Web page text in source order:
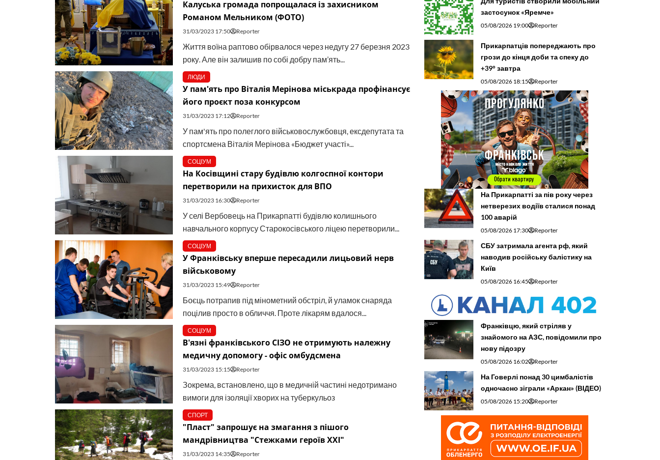
Калуська громада попрощалася із захисником
Романом Мельником (ФОТО)
31/03/2023 17:50 Reporter
Життя воїна раптово обірвалося через недугу 27 березня 2023
року. Але він залишив по собі добру пам’ять...
ЛЮДИ
У пам'ять про Віталія Мерінова міськрада профінансує
його проєкт поза конкурсом
31/03/2023 17:12 Reporter
У пам'ять про полеглого військовослужбовця, ексдепутата та
спортсмена Віталія Мерінова «Бюджет участі»...
СОЦІУМ
На Косівщині стару будівлю колгоспної контори
перетворили на прихисток для ВПО
31/03/2023 16:30 Reporter
У селі Вербовець на Прикарпатті будівлю колишнього
навчального корпусу Старокосівського ліцею перетворили...
СОЦІУМ
У Франківську вперше пересадили лицьовий нерв
військовому
31/03/2023 15:49 Reporter
Боєць потрапив під мінометний обстріл, й уламок снаряда
поцілив просто в обличчя. Проте лікарям вдалося...
СОЦІУМ
В'язні франківського СІЗО не отримують належну
медичну допомогу - офіс омбудсмена
31/03/2023 15:15 Reporter
Зокрема, встановлено, що в медичній частині недотримано
вимоги для ізоляції хворих на туберкульоз
СПОРТ
"Пласт" запрошує на змагання з пішого
мандрівництва "Стежками героїв XXI"
31/03/2023 14:35 Reporter
застосунок «Яремче»
05/08/2026 19:00 Reporter
Прикарпатців попереджають про
грози до кінця доби та спеку до
+39° завтра
05/08/2026 18:15 Reporter
На Прикарпатті за пів року через
нетверезих водіїв сталися понад
100 аварій
05/08/2026 17:30 Reporter
СБУ затримала агента рф, який
наводив російську балістику на
Київ
05/08/2026 16:45 Reporter
Франківцю, який стріляв у
знайомого на АЗС, повідомили про
нову підозру
05/08/2026 16:02 Reporter
На Говерлі понад 30 цимбалістів
одночасно зіграли «Аркан» (ВІДЕО)
05/08/2026 15:20 Reporter